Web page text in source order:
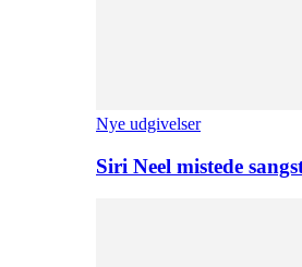
Nye udgivelser
Siri Neel mistede